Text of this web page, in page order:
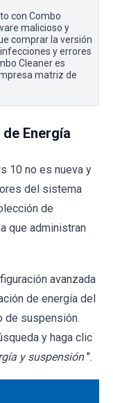
con Combo
malicioso y
comprar la versión
y errores
Cleaner es
matriz de
Energía
10 no es nueva y
del sistema
de
que administran
avanzada
de energía del
de suspensión.
y haga clic
y suspensión ".